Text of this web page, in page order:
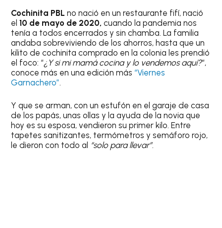
Cochinita PBL no nació en un restaurante fifí, nació
el10 de mayo de 2020,cuando la pandemia nos
tenía a todos encerrados y sin chamba. La familia
andaba sobreviviendo de los ahorros, hasta que un
kilito de cochinita comprado en la colonia les prendió
el foco: “¿Y si mi mamá cocina y lo vendemos aquí?“,
conoce más en una edición más “Viernes
Garnachero”.
Y que se arman, con un estufón en el garaje de casa
de los papás, unas ollas y la ayuda de la novia que
hoy es su esposa, vendieron su primer kilo. Entre
tapetes sanitizantes, termómetros y semáforo rojo,
le dieron con todo al “solo para llevar”.